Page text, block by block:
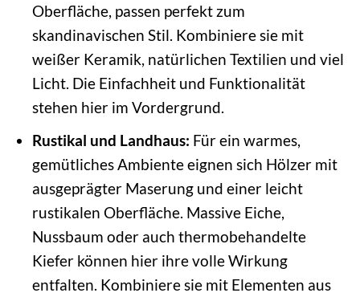
Oberfläche, passen perfekt zum
skandinavischen Stil. Kombiniere sie mit
weißer Keramik, natürlichen Textilien und viel
Licht. Die Einfachheit und Funktionalität
stehen hier im Vordergrund.
Rustikal und Landhaus: Für ein warmes,
gemütliches Ambiente eignen sich Hölzer mit
ausgeprägter Maserung und einer leicht
rustikalen Oberfläche. Massive Eiche,
Nussbaum oder auch thermobehandelte
Kiefer können hier ihre volle Wirkung
entfalten. Kombiniere sie mit Elementen aus